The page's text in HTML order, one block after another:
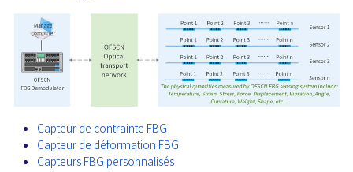
Capteur de contrainte FBG
Capteur de déformation FBG
Capteurs FBG personnalisés